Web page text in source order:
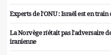
Experts de l'ONU : Israël est en
La Norvège n'était pas l'adversaire
iranienne